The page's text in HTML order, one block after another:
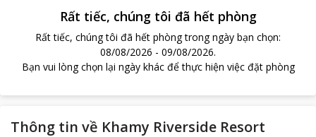
Rất tiếc, chúng tôi đã hết phòng
Rất tiếc, chúng tôi đã hết phòng trong ngày bạn chọn:
08/08/2026 - 09/08/2026.
Bạn vui lòng chọn lại ngày khác để thực hiện việc đặt phòng
Thông tin về Khamy Riverside Resort